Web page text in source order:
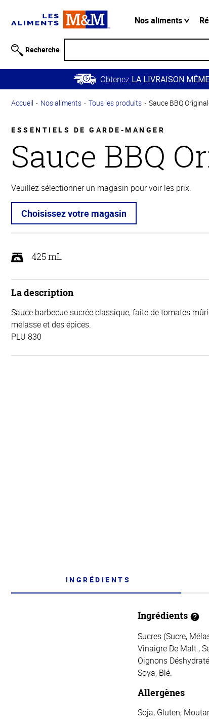
relative à
Passer
contenu
Retour à
principale
Nos aliments
Recherche
Obtenez LA LIVRAISON
Accueil Nos aliments Tous les produits Sauce BBQ
ESSENTIELS DE GARDE-MANGER
Sauce BBQ
Veuillez sélectionner un magasin pour voir les prix.
Choisissez votre magasin
425 mL
La description
Sauce barbecue sucrée classique, faite de tomates
mélasse et des épices.
PLU 830
INGRÉDIENTS
Ingrédients
Sucres (Sucre,
Vinaigre De Malt ,
Oignons
Soya, Blé.
Allergènes
Soja, Gluten,